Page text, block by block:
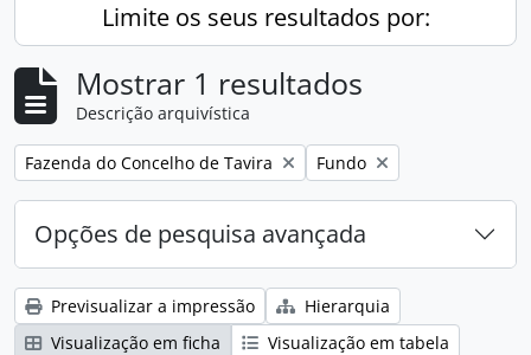
Limite os seus resultados por:
Mostrar 1 resultados
Descrição arquivística
Remover filtro:
Fazenda do Concelho de Tavira Remover filtro:
Fundo
Opções de pesquisa avançada
Previsualizar a impressão
Hierarquia
Visualização em ficha
Visualização em tabela